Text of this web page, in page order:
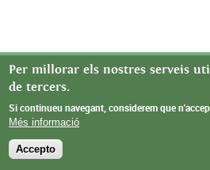
Per millorar els nostres serveis
de tercers.
Si continueu navegant, considerem que
Més informació
Accepto